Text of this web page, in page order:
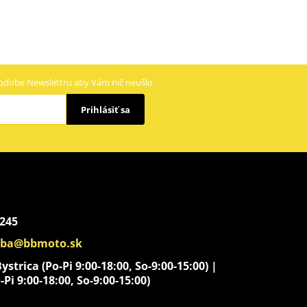
Newslettru aby Vám nič neušlo
Prihlásiť sa
(Po-Pi 9:00-18:00, So-9:00-15:00) |
9:00-18:00, So-9:00-15:00)